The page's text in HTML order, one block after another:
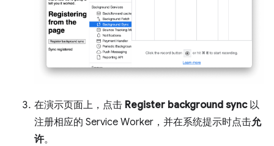
在演示页面上，点击 Register background sync以
注册相应的 Service Worker，并在系统提示时点击允
许。